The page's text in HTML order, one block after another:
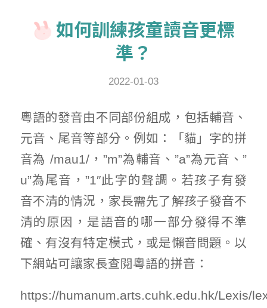
如何訓練孩童讀音更標
準？
2022-01-03
粵語的發音由不同部份組成，包括輔音、
元音、尾音等部分。例如：「貓」字的拼
音為 /mau1/，”m”為輔音、”a”為元音、”
u”為尾音，”1″此字的聲調。若孩子有發
音不清的情況，家長需先了解孩子發音不
清的原因，是語音的哪一部分發得不準
確、有沒有特定模式，或是懶音問題。以
下網站可讓家長查閱粵語的拼音：
https://humanum.arts.cuhk.edu.hk/Lexis/